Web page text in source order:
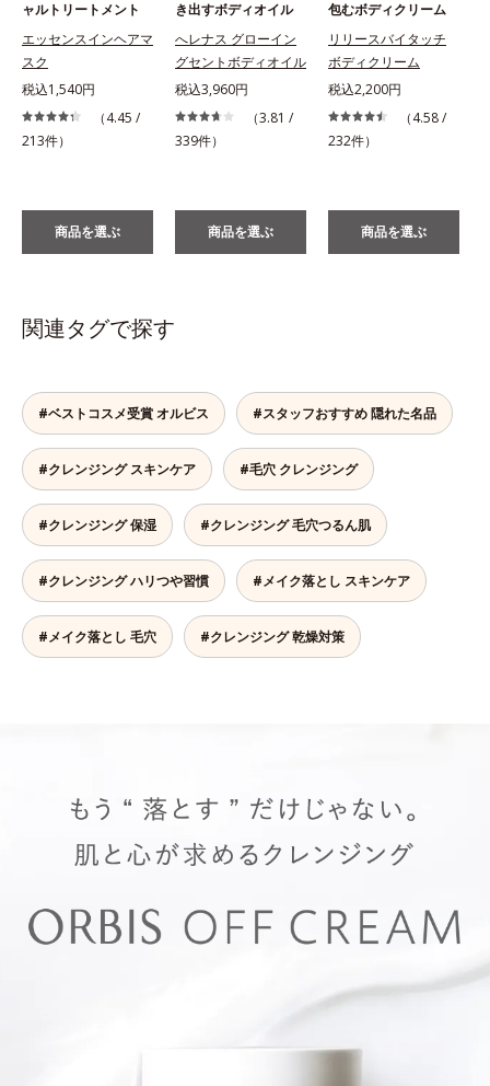
ャルトリートメント
エッセンスインヘアマ
スク
税込1,540円
（4.45 /
213件）
商品を選ぶ
き出すボディオイル
へレナス グローイン
グセントボディオイル
税込3,960円
（3.81 /
339件）
商品を選ぶ
包むボディクリーム
リリースバイタッチ
ボディクリーム
税込2,200円
（4.58 /
232件）
商品を選ぶ
関連タグで探す
#ベストコスメ受賞 オルビス #スタッフおすすめ 隠れた名品
#クレンジング スキンケア #毛穴 クレンジング
#クレンジング 保湿 #クレンジング 毛穴つるん肌
#クレンジング ハリつや習慣 #メイク落とし スキンケア
#メイク落とし 毛穴 #クレンジング 乾燥対策